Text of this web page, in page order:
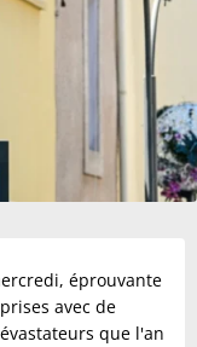
éprouvante
avec de
que l'an